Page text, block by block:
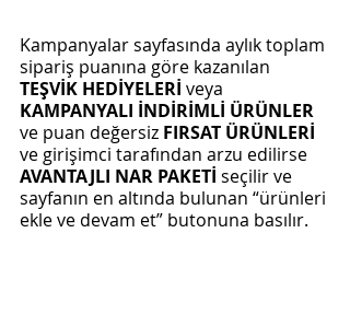
Kampanyalar sayfasında aylık toplam
sipariş puanına göre kazanılan
TEŞVİK HEDİYELERİ veya
KAMPANYALI İNDİRİMLİ ÜRÜNLER
ve puan değersiz FIRSAT ÜRÜNLERİ
ve girişimci tarafından arzu edilirse
AVANTAJLI NAR PAKETİ seçilir ve
sayfanın en altında bulunan “ürünleri
ekle ve devam et” butonuna basılır.